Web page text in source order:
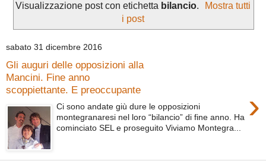
Visualizzazione post con etichetta bilancio.
Mostra tutti
i post
sabato 31 dicembre 2016
Gli auguri delle opposizioni alla
Mancini. Fine anno
scoppiettante. E preoccupante
›
Ci sono andate giù dure le opposizioni
montegranaresi nel loro “bilancio” di fine anno. Ha
cominciato SEL e proseguito Viviamo Montegra...